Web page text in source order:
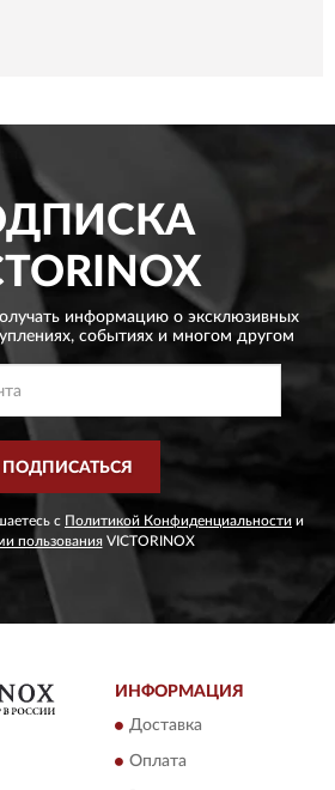
информацию о эксклюзивных
событиях и многом другом
ПОДПИСАТЬСЯ
с Политикой Конфиденциальности и
пользованияVICTORINOX
ИНФОРМАЦИЯ
Доставка
Оплата